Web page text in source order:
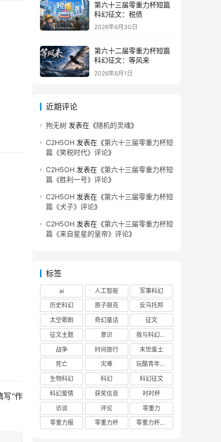
写“作
第六十三届零重力杯短篇
科幻征文：税债
2026年6月30日
第六十二届零重力杯短篇
科幻征文：等风来
2026年6月1日
近期评论
拘无树 发表在《随机的灵魂》
C2H5OH 发表在《第六十三届零重力杯短
篇《笑税时代》评论》
C2H5OH 发表在《第六十三届零重力杯短
篇《胜利一号》评论》
C2H5OH 发表在《第六十三届零重力杯短
篇《犬子》评论》
C2H5OH 发表在《第六十三届零重力杯短
篇《来自星星的皇帝》评论》
标签
ai 人工智能
军事科幻
历史科幻
原子朋克
反乌托邦
太空歌剧
奇幻童话
征文
征文主题
意识
我与科幻的回忆
战争
时间旅行
末世废土
死亡
灾难
玩酷青年零重力联合征文
生物科幻
科幻
科幻征文
科幻爱情
获奖信息
衬衬杯
访谈
评论
零重力
零重力报
零重力杯 零重力杯评论